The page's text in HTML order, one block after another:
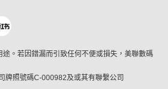
。若因錯漏而引致任何不便或損失，美聯數碼
牌照號碼C-000982及或其有聯繫公司